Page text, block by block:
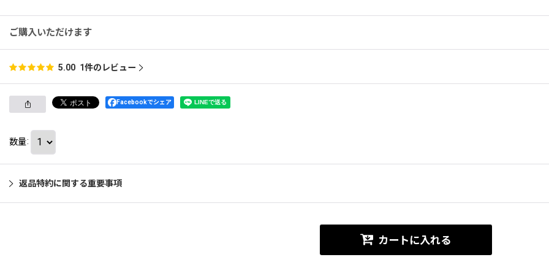
ご購入いただけます
5.00 1件のレビュー
Facebookでシェア
数量:
返品特約に関する重要事項
カートに入れる